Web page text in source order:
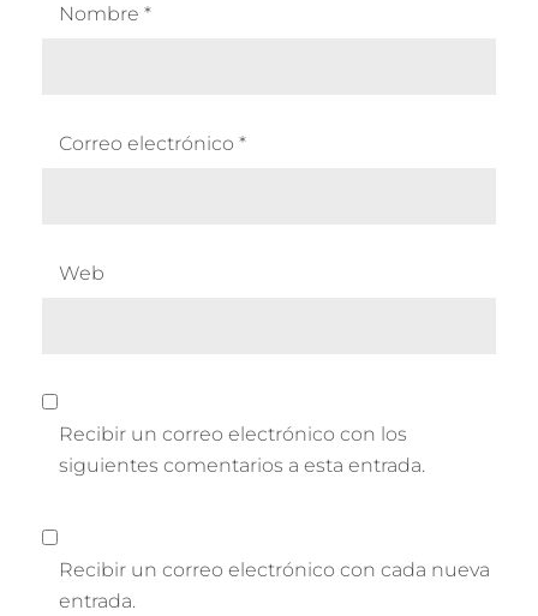
Nombre *
Correo electrónico *
Web
Recibir un correo electrónico con los
siguientes comentarios a esta entrada.
Recibir un correo electrónico con cada nueva
entrada.